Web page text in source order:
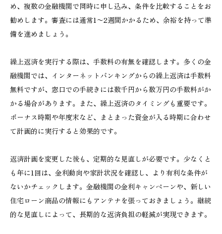
め、複数の金融機関で同時に申し込み、条件を比較することをお
勧めします。審査には通常1〜2週間かかるため、余裕を持って準
備を進めましょう。
繰上返済を実行する際は、手数料の有無を確認します。多くの金
融機関では、インターネットバンキングからの繰上返済は手数料
無料ですが、窓口での手続きには数千円から数万円の手数料がか
かる場合があります。また、繰上返済のタイミングも重要です。
ボーナス時期や年度末など、まとまった資金が入る時期に合わせ
て計画的に実行すると効果的です。
返済計画を変更した後も、定期的な見直しが必要です。少なくと
も年に1回は、金利動向や家計状況を確認し、より有利な条件が
ないかチェックします。金融機関の金利キャンペーンや、新しい
住宅ローン商品の情報にもアンテナを張っておきましょう。継続
的な見直しによって、長期的な返済負担の軽減が実現できます。